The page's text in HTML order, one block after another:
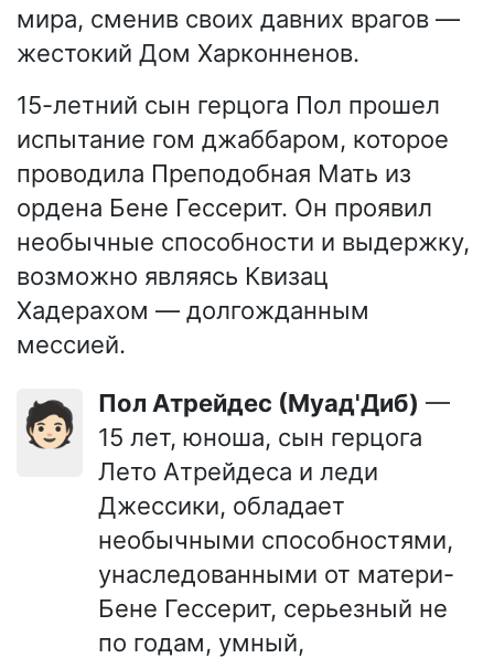
мира, сменив своих давних врагов —
жестокий Дом Харконненов.
15-летний сын герцога Пол прошел
испытание гом джаббаром, которое
проводила Преподобная Мать из
ордена Бене Гессерит. Он проявил
необычные способности и выдержку,
возможно являясь Квизац
Хадерахом — долгожданным
мессией.
🧑🏻 Пол Атрейдес (Муад'Диб) —
15 лет, юноша, сын герцога
Лето Атрейдеса и леди
Джессики, обладает
необычными способностями,
унаследованными от матери-
Бене Гессерит, серьезный не
по годам, умный,